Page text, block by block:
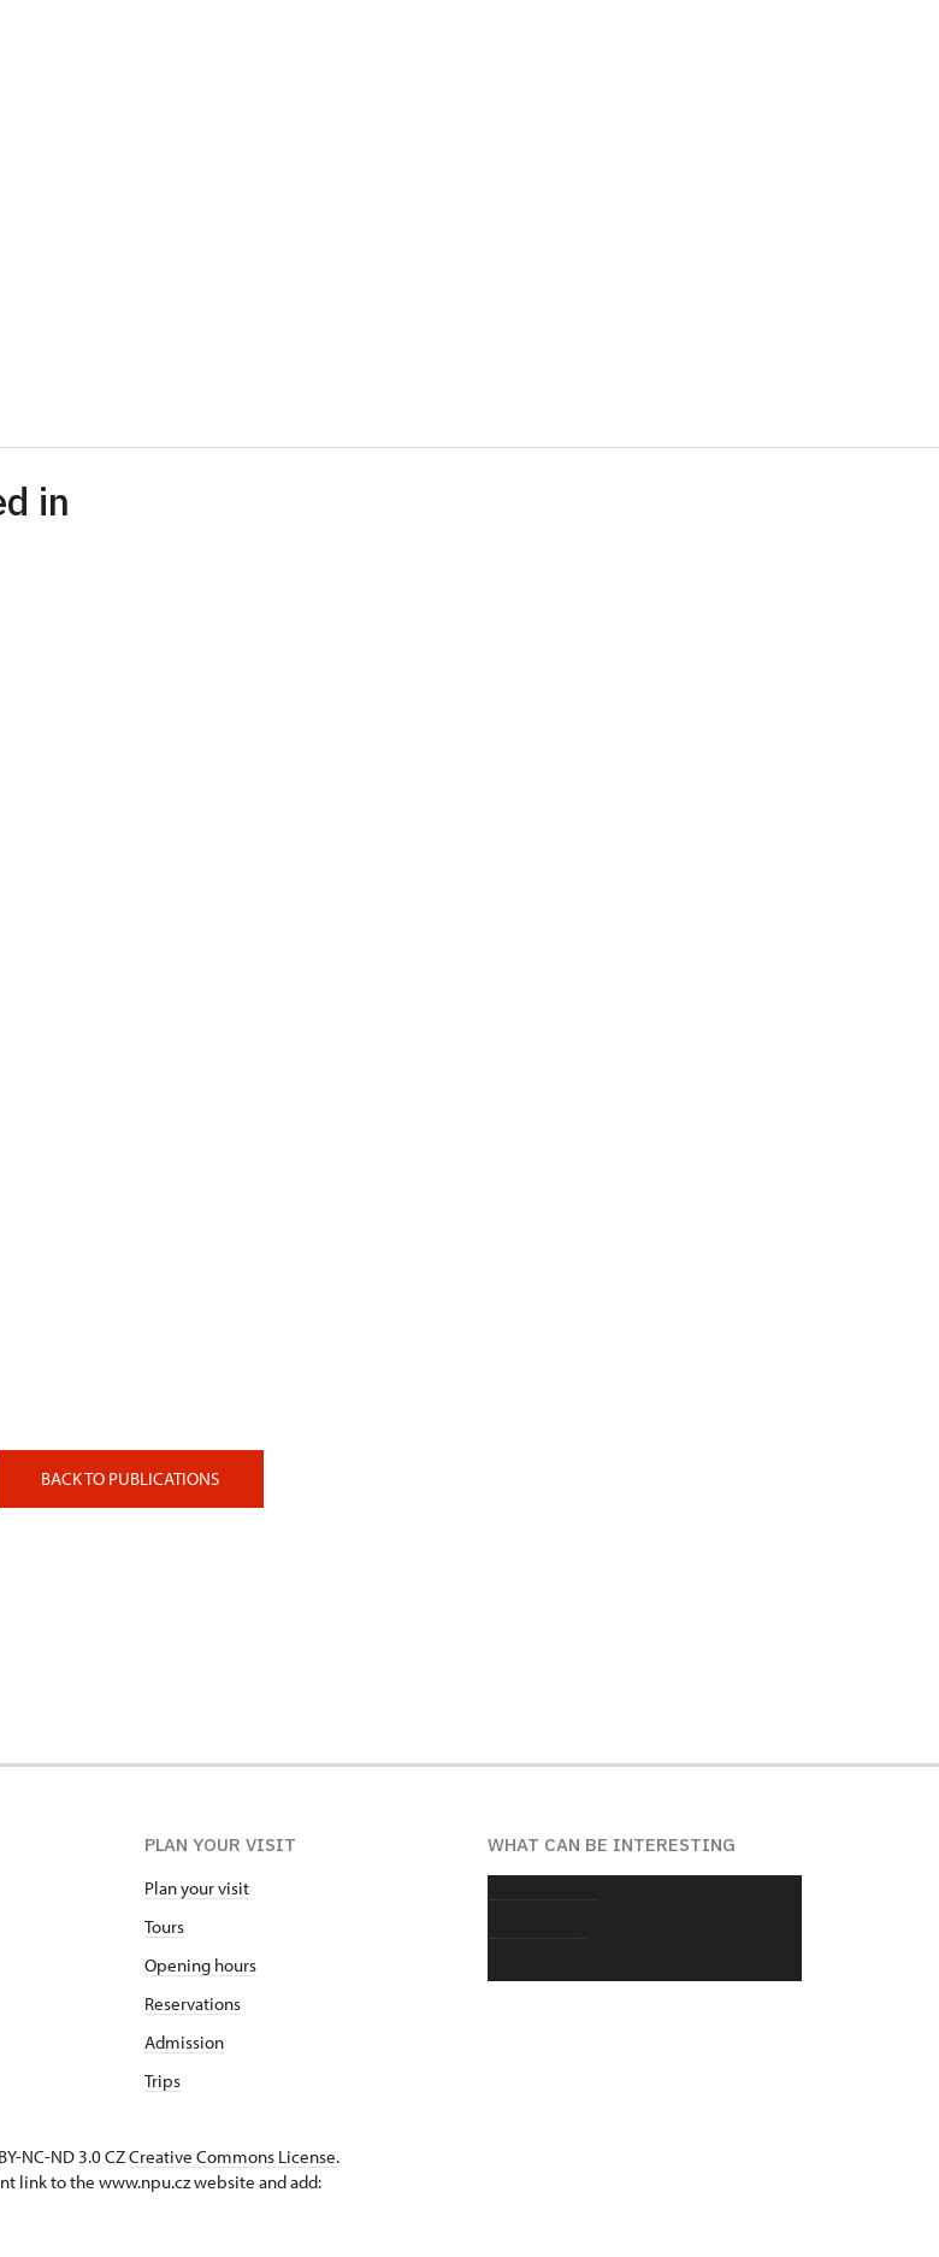
in
BACK TO PUBLICATIONS
PLAN YOUR VISIT
Plan your visit
Tours
Opening hours
Reservations
Admission
Trips
WHAT CAN BE INTERESTING
NC-ND 3.0 CZCreative Commons License.
link to the www.npu.cz website and add: